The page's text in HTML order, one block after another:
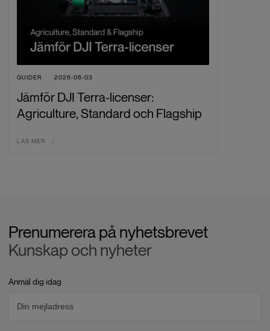
GUIDER 2026-06-03
Jämför DJI Terra-licenser:
Agriculture, Standard och Flagship
LÄS MER
Prenumerera på nyhetsbrevet
Kunskap och nyheter
Anmäl dig idag